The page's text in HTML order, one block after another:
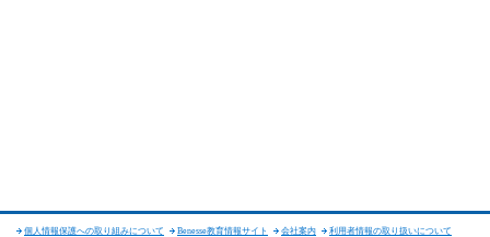
個人情報保護への取り組みについて Benesse教育情報サイト 会社案内 利用者情報の取り扱いについて